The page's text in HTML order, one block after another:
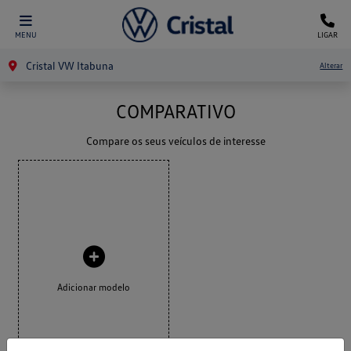
MENU LIGAR
Cristal VW Itabuna Alterar
COMPARATIVO
Compare os seus veículos de interesse
Adicionar modelo